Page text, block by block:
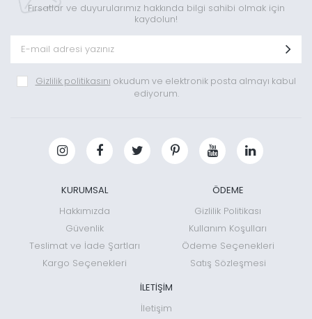
Fırsatlar ve duyurularımız hakkında bilgi sahibi olmak için
kaydolun!
Gizlilik politikasını okudum ve elektronik posta almayı kabul
ediyorum.
KURUMSAL
Hakkımızda
Güvenlik
Teslimat ve İade Şartları
Kargo Seçenekleri
ÖDEME
Gizlilik Politikası
Kullanım Koşulları
Ödeme Seçenekleri
Satış Sözleşmesi
İLETİŞİM
İletişim